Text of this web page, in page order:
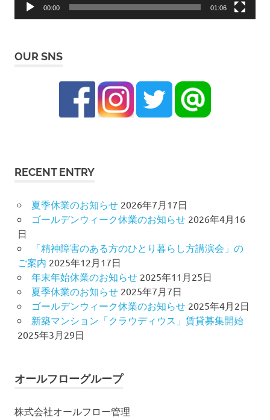
00:00 01:06
OUR SNS
RECENT ENTRY
夏季休業のお知らせ 2026年7月17日
ゴールデンウィーク休業のお知らせ 2026年4月16
日
「精神障害のある方のひとり暮らし方講演会」の
ご案内 2025年12月17日
年末年始休業のお知らせ 2025年11月25日
夏季休業のお知らせ 2025年7月7日
ゴールデンウィーク休業のお知らせ 2025年4月2日
新築マンション「クラウディウス」賃貸募集開始
2025年3月29日
オールフローグループ
株式会社オールフロー管理